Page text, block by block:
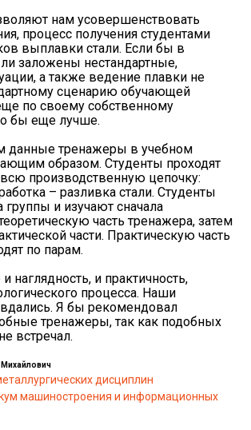
нам усовершенствовать
процесс получения студентами
выплавки стали. Если бы в
заложены нестандартные,
а также ведение плавки не
сценарию обучающей
по своему собственному
бы еще лучше.
данные тренажеры в учебном
образом. Студенты проходят
производственную цепочку:
– разливка стали. Студенты
группы и изучают сначала
часть тренажера, затем
части. Практическую часть
по парам.
наглядность, и практичность,
процесса. Наши
Я бы рекомендовал
тренажеры, так как подобных
встречал.
дисциплин
машиностроения и информационных